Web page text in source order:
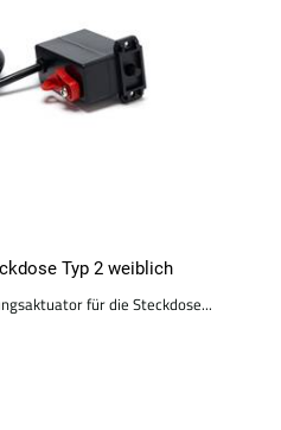
Typ 2 weiblich
für die Steckdose...